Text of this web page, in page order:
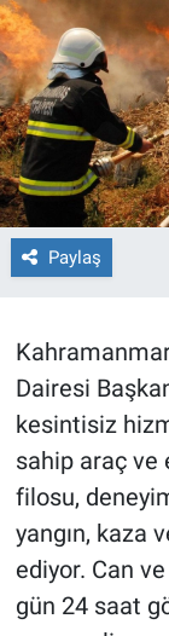
Paylaş
Dairesi
kesintisiz
sahip araç
filosu,
yangın, kaza
ediyor. Can
gün 24 saat
İlçeler
MAGAZİN
Bilim,
ASAYİŞ
HABERDE
EĞİTİM
BİLİM VE
Güvenlik
Bölge